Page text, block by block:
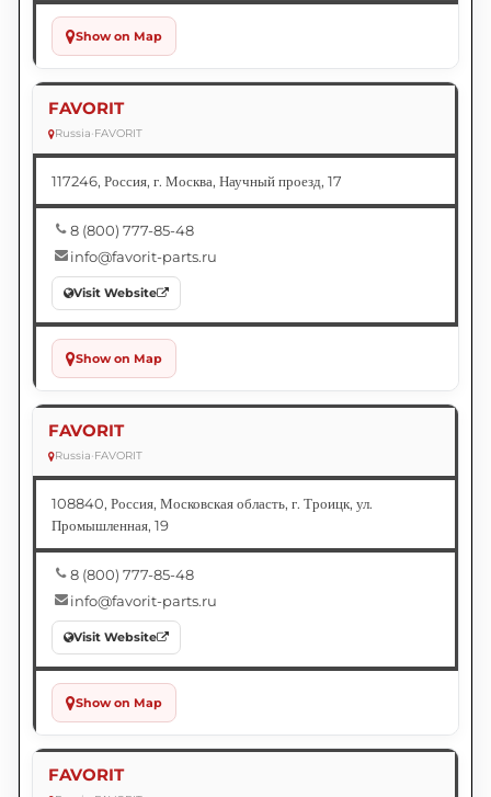
Show on Map
FAVORIT
Russia•FAVORIT
117246, Россия, г. Москва, Научный проезд, 17
8 (800) 777-85-48
info@favorit-parts.ru
Visit Website
Show on Map
FAVORIT
Russia•FAVORIT
108840, Россия, Московская область, г. Троицк, ул.
Промышленная, 19
8 (800) 777-85-48
info@favorit-parts.ru
Visit Website
Show on Map
FAVORIT